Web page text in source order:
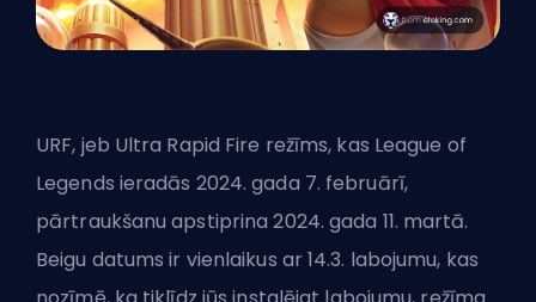
URF, jeb Ultra Rapid Fire režīms, kas League of
Legends ieradās 2024. gada 7. februārī,
pārtraukšanu apstiprina 2024. gada 11. martā.
Beigu datums ir vienlaikus ar 14.3. labojumu, kas